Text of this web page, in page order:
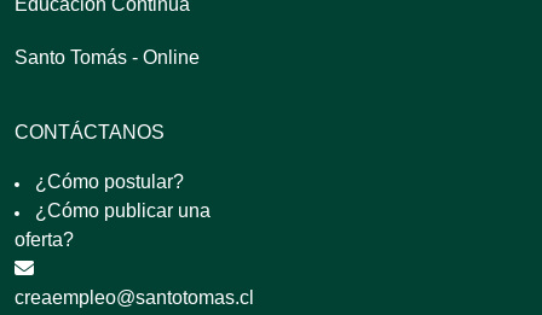
Educación Continua
Santo Tomás - Online
CONTÁCTANOS
¿Cómo postular?
¿Cómo publicar una
oferta?
creaempleo@santotomas.cl